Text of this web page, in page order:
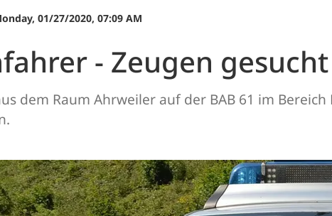
01/27/2020, 07:09 AM
- Zeugen gesucht
dem Raum Ahrweiler auf der BAB 61 im